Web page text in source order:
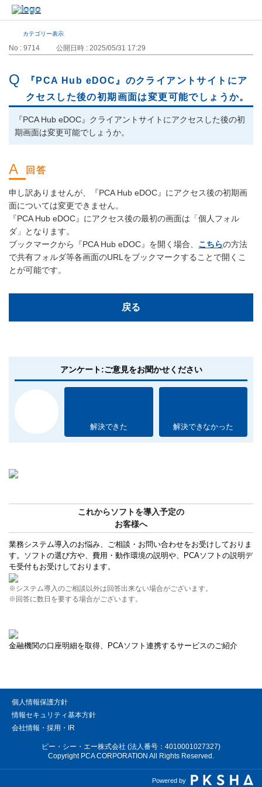
カテゴリー表示
No : 9714 公開日時 : 2025/05/31 17:29
『PCA Hub eDOC』のクライアントサイトにア
クセスした後の初期画面は変更可能でしょうか。
『PCA Hub eDOC』クライアントサイトにアクセスした後の初
期画面は変更可能でしょうか。
申し訳ありませんが、『PCA Hub eDOC』にアクセス後の初期画
面については変更できません。
『PCA Hub eDOC』にアクセス後の最初の画面は「個人フォル
ダ」となります。
ブックマークから『PCA Hub eDOC』を開く場合、 こちらの方法
で共有フォルダ等各画面のURLをブックマークすることで開くこ
とが可能です。
戻る
アンケート:ご意見をお聞かせください
解決できた 解決できなかった
これからソフトを導入予定の
お客様へ
業務システム導入のお悩み、ご相談・お問い合わせをお受けしておりま
す。ソフトの選び方や、費用・動作環境の説明や、PCAソフトの説明デ
モ受付もお受けしております。
※システム導入のご相談以外は回答出来ない場合がございます。
※回答に数日を要する場合がございます。
金融機関の口座明細を取得、PCAソフト連携するサービスのご紹介
個人情報保護方針
情報セキュリティ基本方針
会社情報・採用・IR
ピー・シー・エー株式会社 (法人番号：4010001027327)
Copyright PCA CORPORATION All Rights Reserved.
Powered by